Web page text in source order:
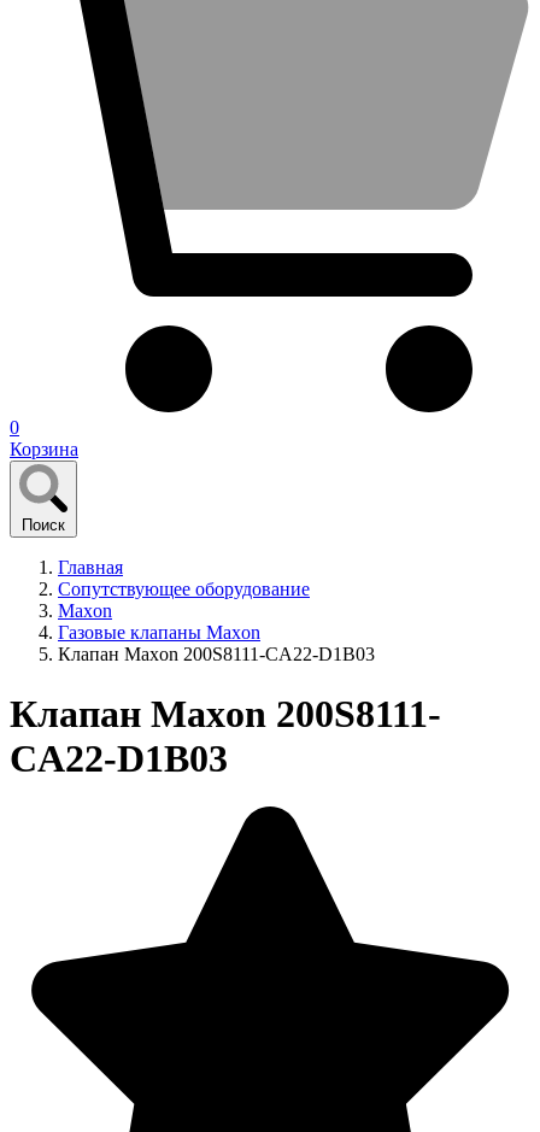
0
Корзина
Поиск
Главная
Сопутствующее оборудование
Maxon
Газовые клапаны Maxon
Клапан Maxon 200S8111-CA22-D1B03
Клапан Maxon 200S8111-
CA22-D1B03